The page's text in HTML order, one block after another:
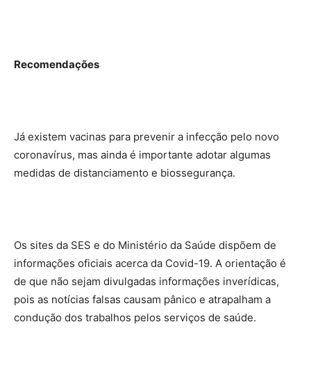
Recomendações
Já existem vacinas para prevenir a infecção pelo novo
coronavírus, mas ainda é importante adotar algumas
medidas de distanciamento e biossegurança.
Os sites da SES e do Ministério da Saúde dispõem de
informações oficiais acerca da Covid-19. A orientação é
de que não sejam divulgadas informações inverídicas,
pois as notícias falsas causam pânico e atrapalham a
condução dos trabalhos pelos serviços de saúde.